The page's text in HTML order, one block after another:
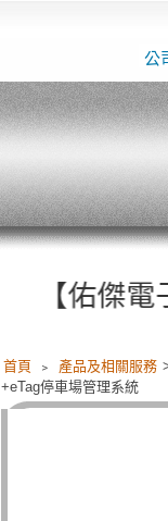
公
【佑傑電
首頁 ﹥ 產品及相關服務
+eTag停車場管理系統